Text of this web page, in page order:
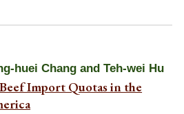
huei Chang and Teh-wei Hu
Import Quotas in the